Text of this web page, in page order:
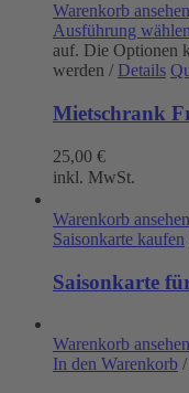
Warenkorb ansehen
Ausführung wählen
auf. Die Optionen
werden / Details
Mietschrank
25,00 €
inkl. MwSt.
Warenkorb ansehen
Saisonkarte kaufen
Saisonkarte
Warenkorb ansehen
In den Warenkorb /